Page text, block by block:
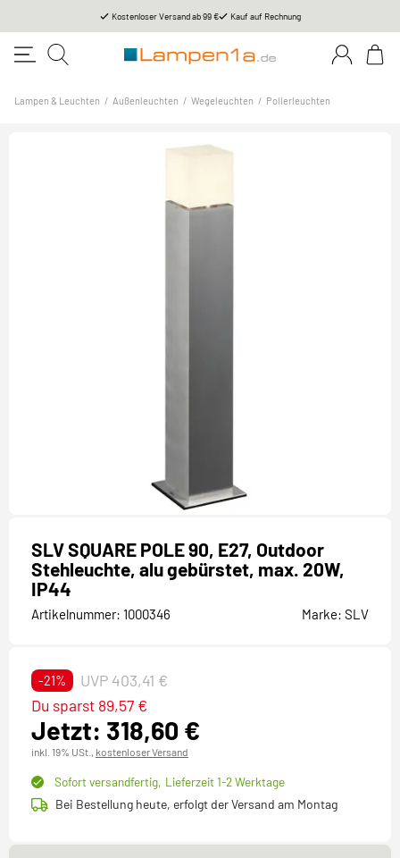
Kostenloser Versand ab 99 € Kauf auf Rechnung
Lampen & Leuchten / Außenleuchten / Wegeleuchten / Pollerleuchten
SLV SQUARE POLE 90, E27, Outdoor
Stehleuchte, alu gebürstet, max. 20W,
IP44
Artikelnummer: 1000346 Marke: SLV
-21% UVP 403,41 €
Jetzt: 318,60 €
Du sparst 89,57 €
inkl. 19% USt., kostenloser Versand
Sofort versandfertig, Lieferzeit 1-2 Werktage
Bei Bestellung heute, erfolgt der Versand am Montag